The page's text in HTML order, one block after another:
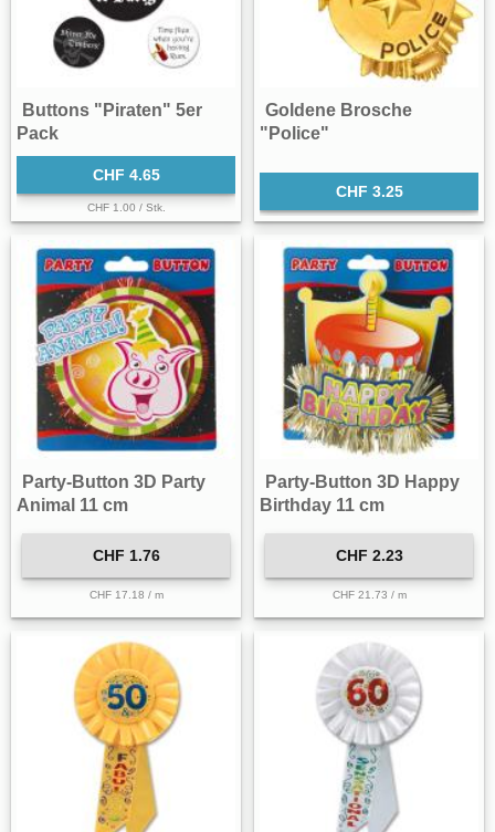
Buttons "Piraten" 5er
Pack
CHF 4.65
CHF 1.00 / Stk.
Goldene Brosche
"Police"
CHF 3.25
Party-Button 3D Party
Animal 11 cm
CHF 1.76
CHF 17.18 / m
Party-Button 3D Happy
Birthday 11 cm
CHF 2.23
CHF 21.73 / m